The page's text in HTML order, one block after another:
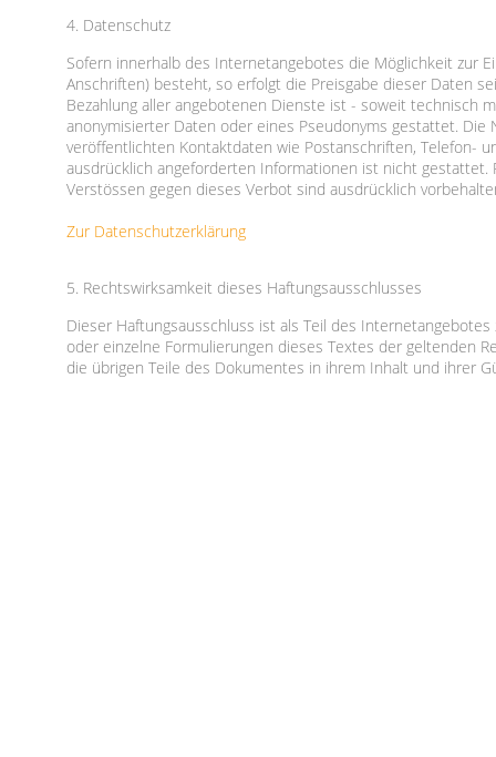
4. Datenschutz
Sofern innerhalb des Internetangebotes die Möglichkeit zur
Anschriften) besteht, so erfolgt die Preisgabe dieser Daten
Bezahlung aller angebotenen Dienste ist - soweit technisch
anonymisierter Daten oder eines Pseudonyms gestattet.
veröffentlichten Kontaktdaten wie Postanschriften, Telefon-
ausdrücklich angeforderten Informationen ist nicht
Verstössen gegen dieses Verbot sind ausdrücklich
Zur Datenschutzerklärung
5. Rechtswirksamkeit dieses Haftungsausschlusses
Dieser Haftungsausschluss ist als Teil des
oder einzelne Formulierungen dieses Textes der geltenden
die übrigen Teile des Dokumentes in ihrem Inhalt und ihrer